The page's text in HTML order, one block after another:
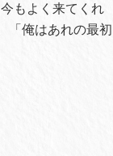
もよく来てくれ
「俺はあれの最初